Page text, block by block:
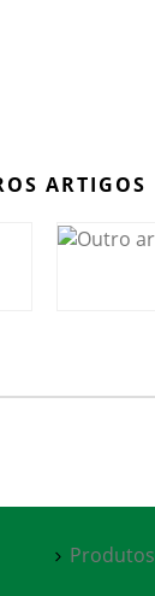
ARTIGOS
Produtos